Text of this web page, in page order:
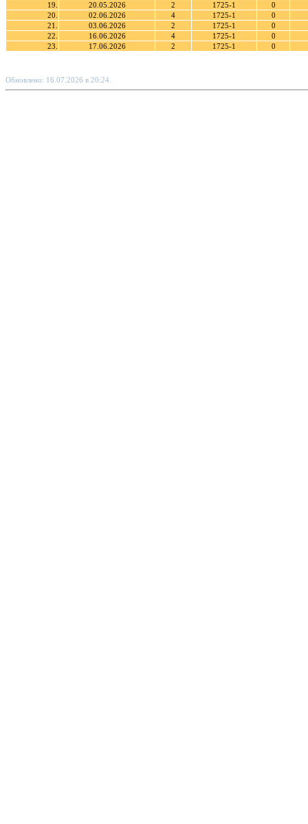
19.
20.05.2026 2 1725-1
0
20.
02.06.2026 4 1725-1
0
21.
03.06.2026 2 1725-1
0
22.
16.06.2026 4 1725-1
0
23.
17.06.2026 2 1725-1 0
Обновлено: 16.07.2026 в 20:24.